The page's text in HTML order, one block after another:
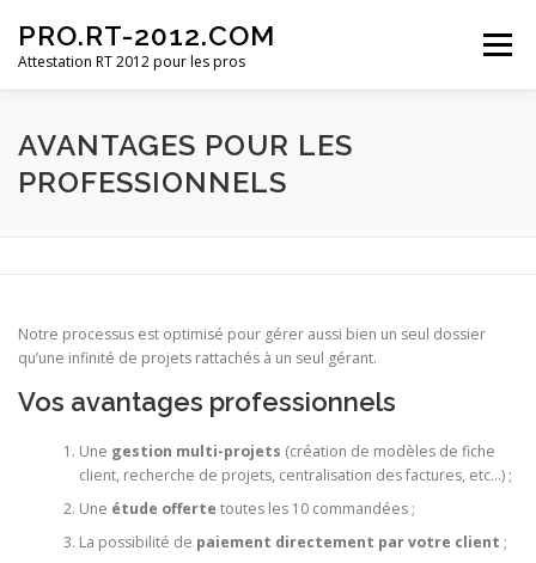
contenu
PRO.RT-2012.COM
Attestation RT 2012 pour les pros
Menu
ACCUEIL TARIFS AVANTAGES POUR LES PROS
AVANTAGES POUR LES
PROFESSIONNELS
Notre processus est optimisé pour gérer aussi bien un seul dossier
qu’une infinité de projets rattachés à un seul gérant.
Vos avantages professionnels
Une gestion multi-projets (création de modèles de fiche
client, recherche de projets, centralisation des factures, etc…) ;
Une étude offerte toutes les 10 commandées ;
La possibilité de paiement directement par votre client ;